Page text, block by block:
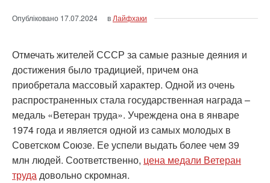
Опубліковано 17.07.2024 в Лайфхаки
Отмечать жителей СССР за самые разные деяния и
достижения было традицией, причем она
приобретала массовый характер. Одной из очень
распространенных стала государственная награда –
медаль «Ветеран труда». Учреждена она в январе
1974 года и является одной из самых молодых в
Советском Союзе. Ее успели выдать более чем 39
млн людей. Соответственно, цена медали Ветеран
трудадовольно скромная.